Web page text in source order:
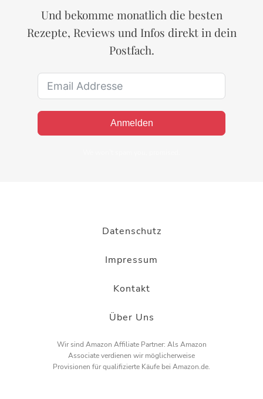
Und bekomme monatlich die besten
Rezepte, Reviews und Infos direkt in dein
Postfach.
Anmelden
Datenschutz
Impressum
Kontakt
Über Uns
Wir sind Amazon Affiliate Partner: Als Amazon
Associate verdienen wir möglicherweise
Provisionen für qualifizierte Käufe bei Amazon.de.